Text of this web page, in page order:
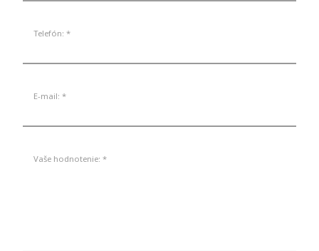
Telefón: *
E-mail: *
Vaše hodnotenie: *